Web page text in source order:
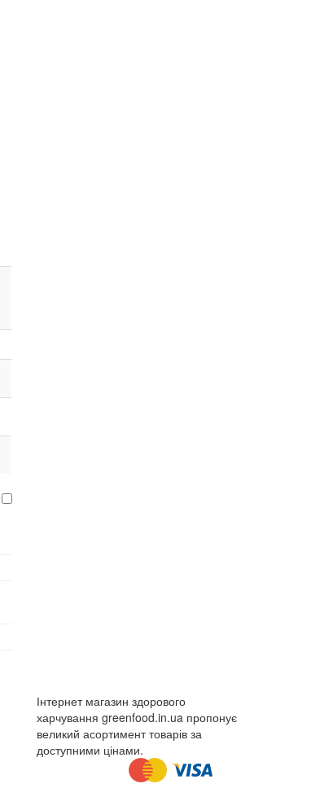
Інтернет магазин здорового
харчування greenfood.in.ua пропонує
великий асортимент товарів за
доступними цінами.